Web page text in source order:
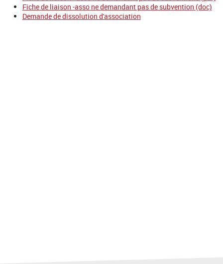
Fiche de liaison -asso ne demandant pas de subvention (doc)
Demande de dissolution d'association